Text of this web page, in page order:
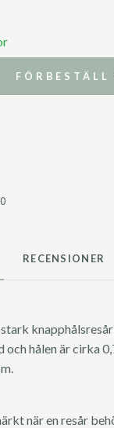
FÖRBESTÄLL
RECENSIONER
och hålen är cirka
när en resår